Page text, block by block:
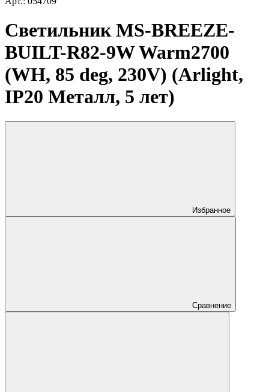
Светильник MS-BREEZE-
BUILT-R82-9W Warm2700
(WH, 85 deg, 230V) (Arlight,
IP20 Металл, 5 лет)
Избранное
Сравнение